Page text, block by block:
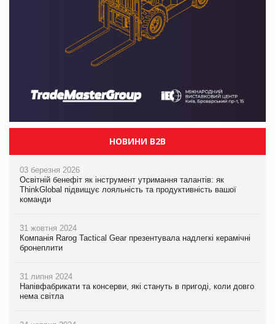
НОВИНИ B2B
03 березня 2026
Освітній бенефіт як інструмент утримання талантів: як
ThinkGlobal підвищує лояльність та продуктивність вашої
команди
31 жовтня 2024
Компанія Rarog Tactical Gear презентувала надлегкі керамічні
бронеплити
31 липня 2024
Напівфабрикати та консерви, які стануть в пригоді, коли довго
нема світла